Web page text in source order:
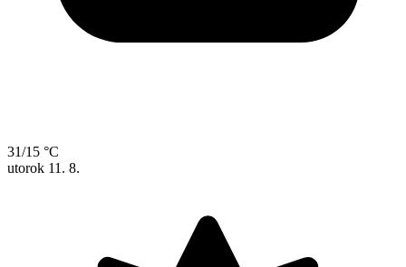
31/15 °C
utorok 11. 8.